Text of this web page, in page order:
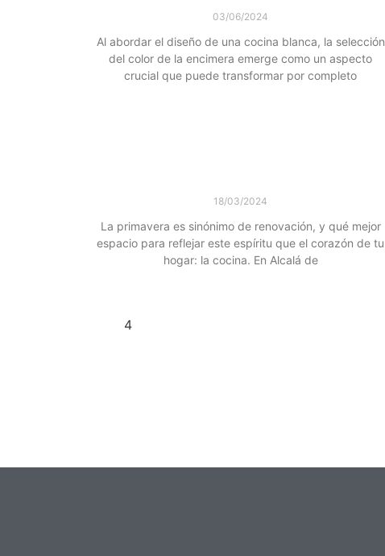
03/06/2024
Al abordar el diseño de una cocina blanca, la selección
del color de la encimera emerge como un aspecto
crucial que puede transformar por completo
18/03/2024
La primavera es sinónimo de renovación, y qué mejor
espacio para reflejar este espíritu que el corazón de tu
hogar: la cocina. En Alcalá de
4